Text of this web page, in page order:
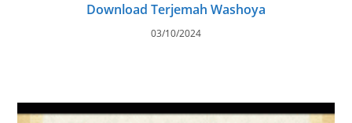
Download Terjemah Washoya
03/10/2024